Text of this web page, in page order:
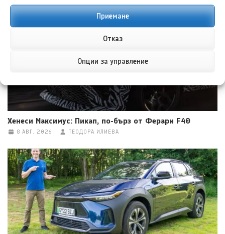
Приемане
Отказ
Опции за управление
8 АВГ. 2026 НИКОЛА СТОЯНОВ
Хенеси Максимус: Пикап, по-бърз от Ферари F40
8 АВГ. 2026 ТЕОДОРА ИЛИЕВА